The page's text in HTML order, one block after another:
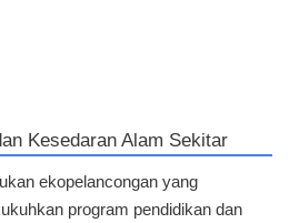
Kesedaran Alam Sekitar
ekopelancongan yang
program pendidikan dan